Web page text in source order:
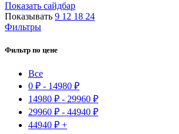
Показать сайдбар
Показывать 9 12 18 24
Фильтры
Фильтр по цене
Все
0 ₽ - 14980 ₽
14980 ₽ - 29960 ₽
29960 ₽ - 44940 ₽
44940 ₽ +